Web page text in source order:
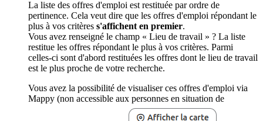
La liste des offres d'emploi est restituée par ordre de
pertinence. Cela veut dire que les offres d'emploi répondant le
plus à vos critères s'affichent en premier.
Vous avez renseigné le champ « Lieu de travail » ? La liste
restitue les offres répondant le plus à vos critères. Parmi
celles-ci sont d'abord restituées les offres dont le lieu de travail
est le plus proche de votre recherche.
Vous avez la possibilité de visualiser ces offres d'emploi via
Mappy (non accessible aux personnes en situation de